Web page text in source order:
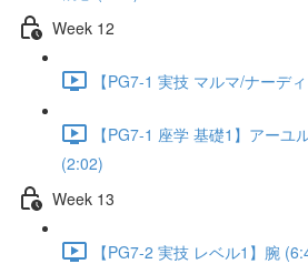
Week 12
【PG7-1 実技 マルマ/ナーデ
【PG7-1 座学 基礎1】アーユ
(2:02)
Week 13
【PG7-2 実技 レベル1】腕